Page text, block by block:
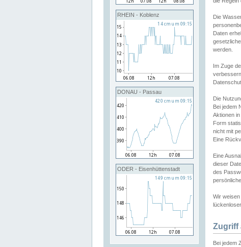
RHEIN - Koblenz
DONAU - Passau
ODER - Eisenhüttenstadt
Die
Daten
werden.
Im Zuge
Die
Bei jedem
Aktionen
Form
nicht mit
Eine
Eine
dieser
des
Wir
Zugriff
Bei jedem